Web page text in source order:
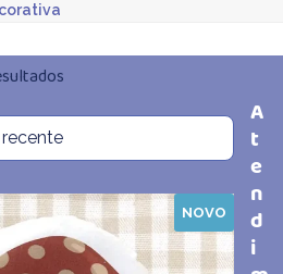
Classificado
por
mais
recente
NOVO
A
t
e
n
d
i